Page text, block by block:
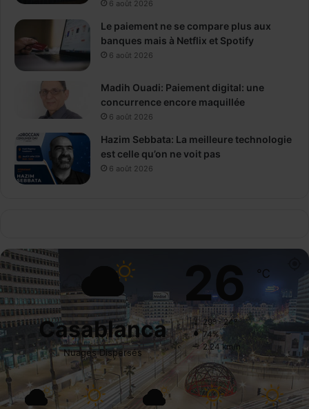
6 août 2026
Le paiement ne se compare plus aux
banques mais à Netflix et Spotify
6 août 2026
Madih Ouadi: Paiement digital: une
concurrence encore maquillée
6 août 2026
Hazim Sebbata: La meilleure technologie
est celle qu’on ne voit pas
6 août 2026
Casablanca
Nuages Dispersés
26 ℃
29º - 24º
74%
2.24 km/h